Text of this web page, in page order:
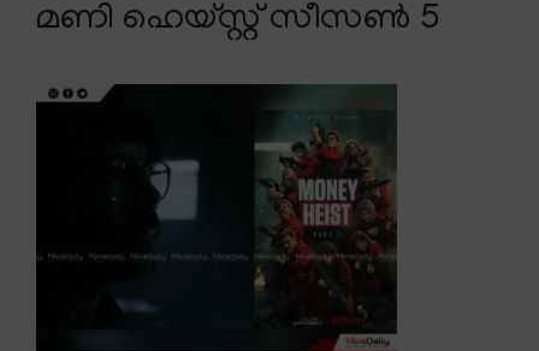
മണി ഹെയ്സ്റ്റ് സീസണ്‍ 5